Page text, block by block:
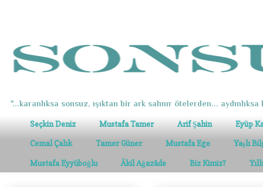
"...karanlıksa sonsuz, ışıktan bir ark salınır ötelerden... aydınlıksa
Seçkin Deniz Mustafa Tamer Arif Şahin Eyüp
Cemal Çalık Tamer Güner Mustafa Ege Yaşlı
Mustafa Eyyüboğlu Âkil Ağazâde Biz Kimiz?